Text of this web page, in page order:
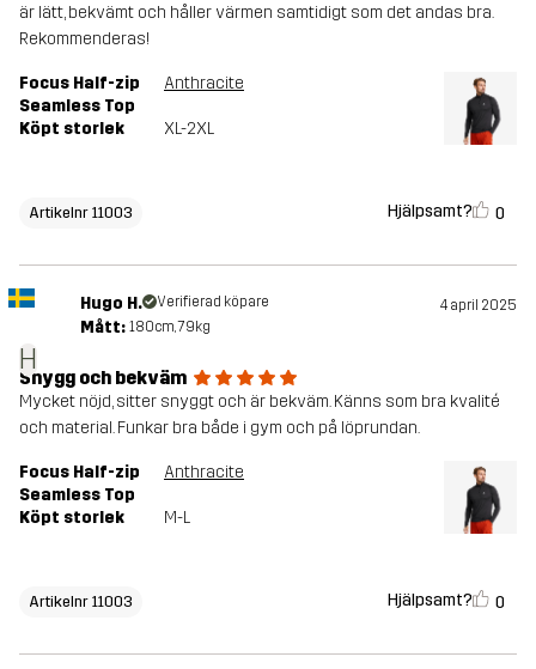
är lätt, bekvämt och håller värmen samtidigt som det andas bra.
Rekommenderas!
Focus Half-zip
Seamless Top
Anthracite
Köpt storlek XL-2XL
Artikelnr 11003 Hjälpsamt? 0
H
Hugo H. Verifierad köpare 4 april 2025
Mått: 180cm, 79kg
Snygg och bekväm
Mycket nöjd, sitter snyggt och är bekväm. Känns som bra kvalité
och material. Funkar bra både i gym och på löprundan.
Focus Half-zip
Seamless Top
Anthracite
Köpt storlek M-L
Artikelnr 11003 Hjälpsamt? 0